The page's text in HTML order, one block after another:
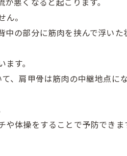
。
の部分に筋肉を挟んで浮いた
す。
、肩甲骨は筋肉の中継地点にな
体操をすることで予防できま